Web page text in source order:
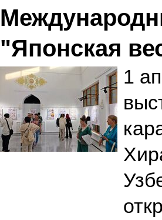
"Японская
1